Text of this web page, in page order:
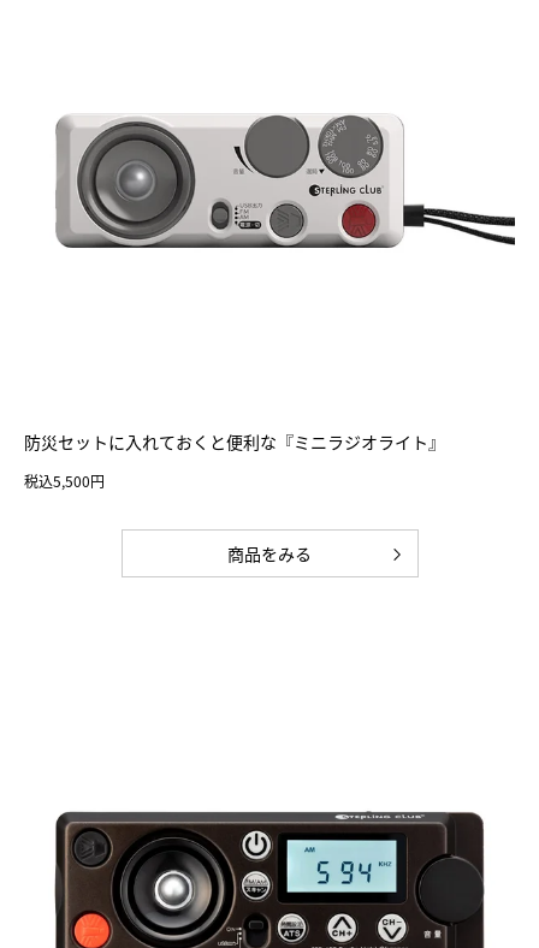
防災セットに入れておくと便利な『ミニラジオライト』
税込5,500円
商品をみる